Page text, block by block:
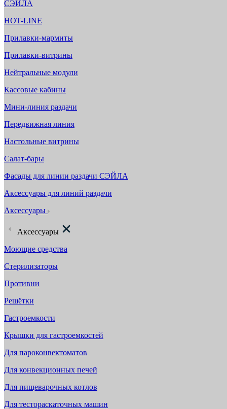
СЭЙЛА
HOT-LINE
Прилавки-мармиты
Прилавки-витрины
Нейтральные модули
Кассовые кабины
Мини-линия раздачи
Передвижная линия
Настольные витрины
Салат-бары
Фасады для линии раздачи СЭЙЛА
Аксессуары для линий раздачи
Аксессуары
Аксессуары
Моющие средства
Стерилизаторы
Противни
Решётки
Гастроемкости
Крышки для гастроемкостей
Для пароконвектоматов
Для конвекционных печей
Для пищеварочных котлов
Для тестораскаточных машин